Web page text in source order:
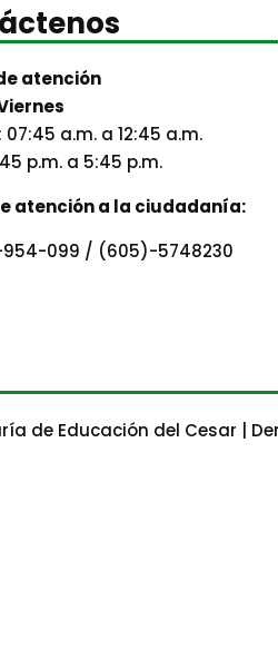
atención
a.m. a 12:45 a.m.
p.m. a 5:45 p.m.
atención a la ciudadanía:
954-099 / (605)-5748230
de Educación del Cesar |